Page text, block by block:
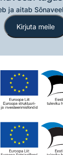
ja aitab
Kirjuta meile